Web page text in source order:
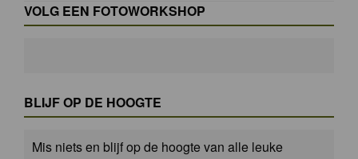
VOLG EEN FOTOWORKSHOP
BLIJF OP DE HOOGTE
Mis niets en blijf op de hoogte van alle leuke